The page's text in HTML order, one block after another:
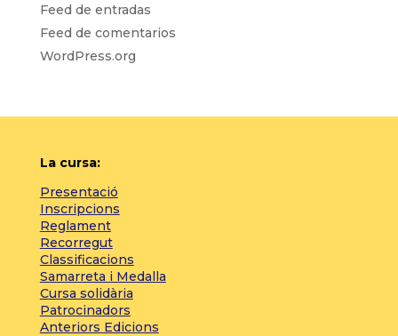
Feed de entradas
Feed de comentarios
WordPress.org
La cursa:
Presentació
Inscripcions
Reglament
Recorregut
Classificacions
Samarreta i Medalla
Cursa solidària
Patrocinadors
Anteriors Edicions